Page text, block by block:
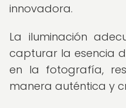
innovadora.
La iluminación
capturar la esencia
en la fotografía,
manera auténtica y